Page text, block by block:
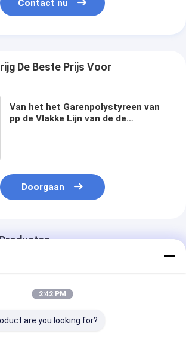
Contact nu
De Beste Prijs Voor
Van het het Garenpolystyreen van
pp de Vlakke Lijn van de de
Doorgaan
2:42 PM
are you looking for?